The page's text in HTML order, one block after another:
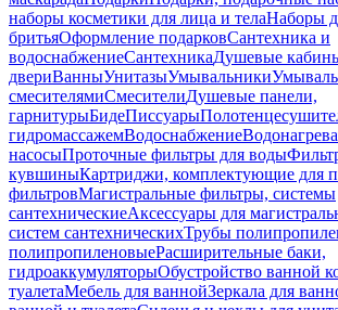
наборы косметики для лица и телаНаборы
бритьяОформление подарковСантехника и
водоснабжениеСантехникаДушевые
двериВанныУнитазыУмывальники
смесителямиСмесителиДушевые панели,
гарнитурыБидеПиссуары
гидромассажемВодоснабжение
насосыПроточные фильтры для воды
кувшиныКартриджи, комплектующие для
фильтровМагистральные фильтры, системы
сантехническиеАксессуары для
систем сантехническихТрубы
полипропиленовыеРасширительные баки,
гидроаккумуляторыОбустройство ванной
туалетаМебель для ваннойЗеркала для